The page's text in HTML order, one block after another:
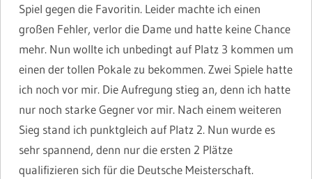
Spiel gegen die Favoritin. Leider machte ich einen
großen Fehler, verlor die Dame und hatte keine Chance
mehr. Nun wollte ich unbedingt auf Platz 3 kommen um
einen der tollen Pokale zu bekommen. Zwei Spiele hatte
ich noch vor mir. Die Aufregung stieg an, denn ich hatte
nur noch starke Gegner vor mir. Nach einem weiteren
Sieg stand ich punktgleich auf Platz 2. Nun wurde es
sehr spannend, denn nur die ersten 2 Plätze
qualifizieren sich für die Deutsche Meisterschaft.